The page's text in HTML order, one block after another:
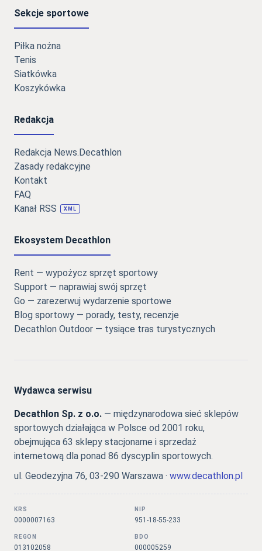
Sekcje sportowe
Piłka nożna
Tenis
Siatkówka
Koszykówka
Redakcja
Redakcja News.Decathlon
Zasady redakcyjne
Kontakt
FAQ
Kanał RSS
XML
Ekosystem Decathlon
Rent — wypożycz sprzęt sportowy
Support — naprawiaj swój sprzęt
Go — zarezerwuj wydarzenie sportowe
Blog sportowy — porady, testy, recenzje
Decathlon Outdoor — tysiące tras turystycznych
Wydawca serwisu
Decathlon Sp. z o.o. — międzynarodowa sieć sklepów
sportowych działająca w Polsce od 2001 roku,
obejmująca 63 sklepy stacjonarne i sprzedaż
internetową dla ponad 86 dyscyplin sportowych.
ul. Geodezyjna 76, 03-290 Warszawa · www.decathlon.pl
KRS
0000007163
NIP
951-18-55-233
REGON
013102058
BDO
000005259